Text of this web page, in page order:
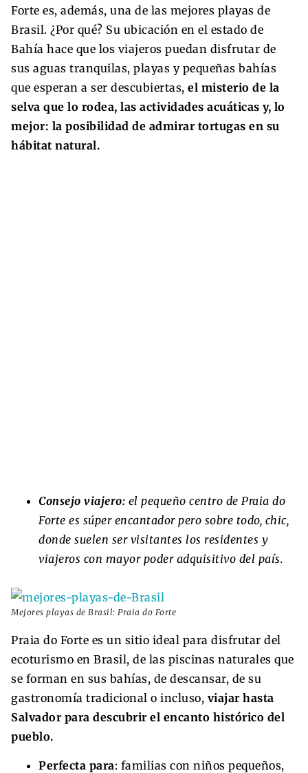
Forte es, además, una de las mejores playas de
Brasil. ¿Por qué? Su ubicación en el estado de
Bahía hace que los viajeros puedan disfrutar de
sus aguas tranquilas, playas y pequeñas bahías
que esperan a ser descubiertas, el misterio de la
selva que lo rodea, las actividades acuáticas y, lo
mejor: la posibilidad de admirar tortugas en su
hábitat natural.
Consejo viajero: el pequeño centro de Praia do
Forte es súper encantador pero sobre todo, chic,
donde suelen ser visitantes los residentes y
viajeros con mayor poder adquisitivo del país.
Mejores playas de Brasil: Praia do Forte
Praia do Forte es un sitio ideal para disfrutar del
ecoturismo en Brasil, de las piscinas naturales que
se forman en sus bahías, de descansar, de su
gastronomía tradicional o incluso, viajar hasta
Salvador para descubrir el encanto histórico del
pueblo.
Perfecta para: familias con niños pequeños,